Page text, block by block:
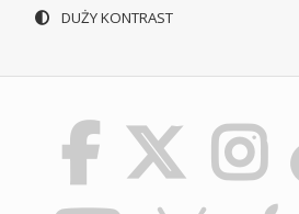
DUŻY KONTRAST